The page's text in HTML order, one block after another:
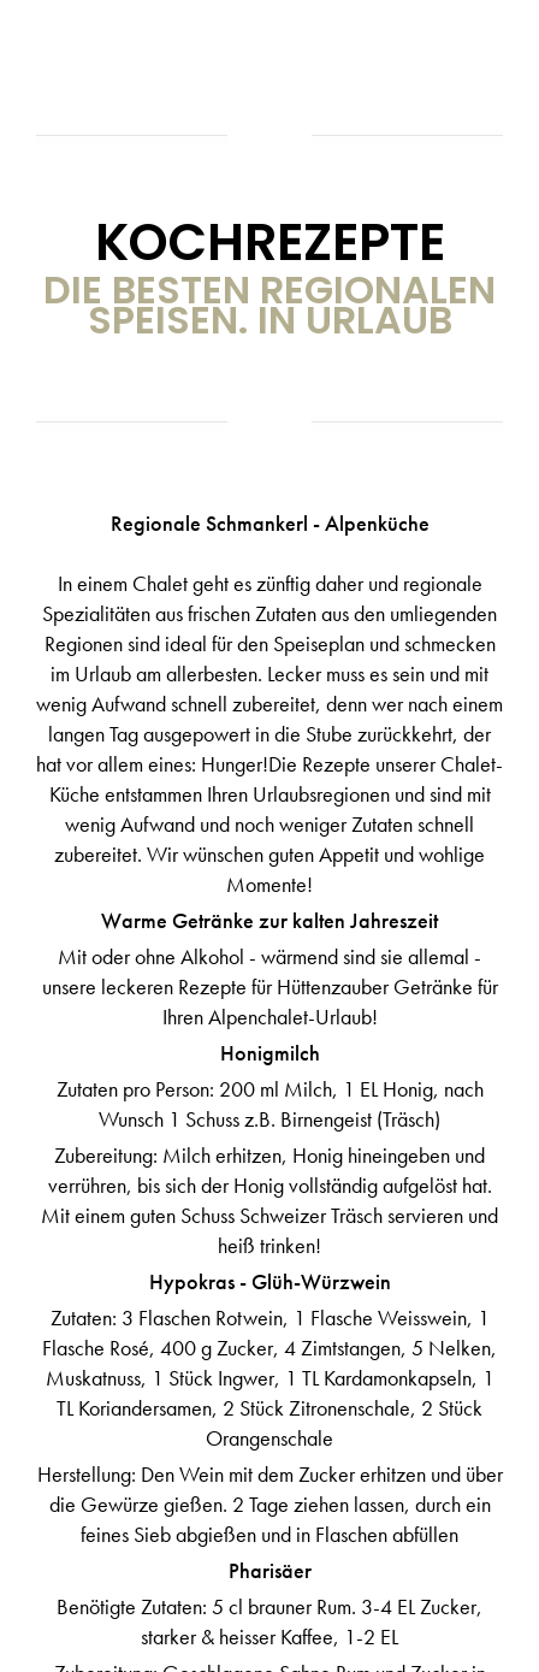
KOCHREZEPTE
DIE BESTEN REGIONALEN
SPEISEN. IN URLAUB
Regionale Schmankerl - Alpenküche
In einem Chalet geht es zünftig daher und regionale
Spezialitäten aus frischen Zutaten aus den umliegenden
Regionen sind ideal für den Speiseplan und schmecken
im Urlaub am allerbesten. Lecker muss es sein und mit
wenig Aufwand schnell zubereitet, denn wer nach einem
langen Tag ausgepowert in die Stube zurückkehrt, der
hat vor allem eines: Hunger!Die Rezepte unserer Chalet-
Küche entstammen Ihren Urlaubsregionen und sind mit
wenig Aufwand und noch weniger Zutaten schnell
zubereitet. Wir wünschen guten Appetit und wohlige
Momente!
Warme Getränke zur kalten Jahreszeit
Mit oder ohne Alkohol - wärmend sind sie allemal -
unsere leckeren Rezepte für Hüttenzauber Getränke für
Ihren Alpenchalet-Urlaub!
Honigmilch
Zutaten pro Person: 200 ml Milch, 1 EL Honig, nach
Wunsch 1 Schuss z.B. Birnengeist (Träsch)
Zubereitung: Milch erhitzen, Honig hineingeben und
verrühren, bis sich der Honig vollständig aufgelöst hat.
Mit einem guten Schuss Schweizer Träsch servieren und
heiß trinken!
Hypokras - Glüh-Würzwein
Zutaten: 3 Flaschen Rotwein, 1 Flasche Weisswein, 1
Flasche Rosé, 400 g Zucker, 4 Zimtstangen, 5 Nelken,
Muskatnuss, 1 Stück Ingwer, 1 TL Kardamonkapseln, 1
TL Koriandersamen, 2 Stück Zitronenschale, 2 Stück
Orangenschale
Herstellung: Den Wein mit dem Zucker erhitzen und über
die Gewürze gießen. 2 Tage ziehen lassen, durch ein
feines Sieb abgießen und in Flaschen abfüllen
Pharisäer
Benötigte Zutaten: 5 cl brauner Rum. 3-4 EL Zucker,
starker & heisser Kaffee, 1-2 EL